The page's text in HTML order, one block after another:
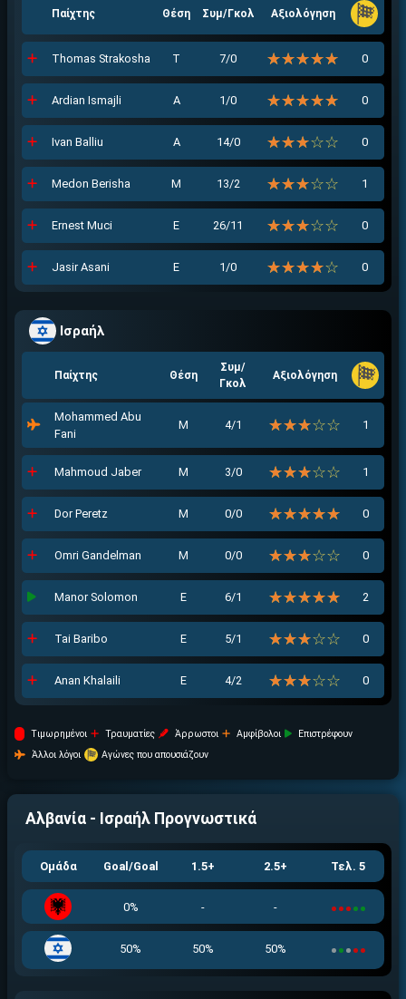
Παίχτης Θέση Συμ/Γκολ Αξιολόγηση
Thomas Strakosha Τ 7/0 ☆☆☆☆☆
★★★★★ 0
Ardian Ismajli Α 1/0 ☆☆☆☆☆
★★★★★ 0
Ivan Balliu Α 14/0 ☆☆☆☆☆
★★★★★ 0
Medon Berisha Μ 13/2 ☆☆☆☆☆
★★★★★ 1
Ernest Muci Ε 26/11 ☆☆☆☆☆
★★★★★ 0
Jasir Asani Ε 1/0 ☆☆☆☆☆
★★★★★ 0
Ισραήλ
Παίχτης Θέση
Συμ/
Γκολ
Αξιολόγηση
Mohammed Abu
Fani
Μ 4/1 ☆☆☆☆☆
★★★★★ 1
Mahmoud Jaber Μ 3/0 ☆☆☆☆☆
★★★★★ 1
Dor Peretz Μ 0/0 ☆☆☆☆☆
★★★★★ 0
Omri Gandelman Μ 0/0 ☆☆☆☆☆
★★★★★ 0
Manor Solomon Ε 6/1 ☆☆☆☆☆
★★★★★ 2
Tai Baribo Ε 5/1 ☆☆☆☆☆
★★★★★ 0
Anan Khalaili Ε 4/2 ☆☆☆☆☆
★★★★★ 0
Tιμωρημένοι Τραυματίες Άρρωστοι Αμφίβολοι
Επιστρέφουν
Άλλοι λόγοι
Αγώνες που απουσιάζουν
Αλβανία - Ισραήλ Προγνωστικά
Ομάδα Goal/Goal 1.5+ 2.5+ Τελ. 5
0% - -
50% 50% 50%